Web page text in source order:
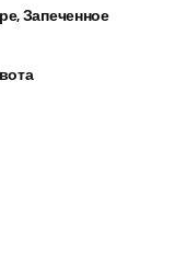
Запеченное